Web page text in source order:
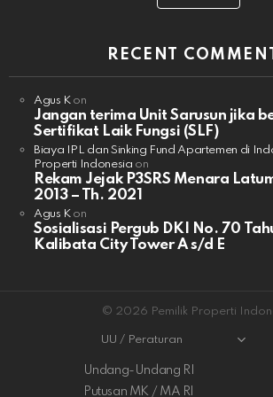
RECENT
Agus Kon
Jangan terima Unit Sarusun jika
Sertifikat Laik Fungsi (SLF)
Biaya IPL dan Sinking Fund Apartemen di
Properti Indonesia on
Rekam Jejak P3SRS Menara
2013 – Th. 2021
Agus Kon
Sosialisasi Pergub DKI No. 70
Kalibata City Tower A s/d E
© 2026 Pemilik Properti
UU / Peraturan
Undang-Undang RI
Putusan MK / MA RI